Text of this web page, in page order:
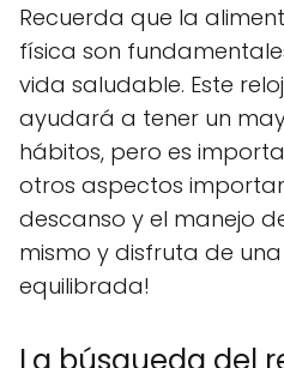
Recuerda que la
física son
vida saludable. Este
ayudará a tener un
hábitos, pero es
otros aspectos
descanso y el manejo
mismo y disfruta de
equilibrada!
La búsqueda del